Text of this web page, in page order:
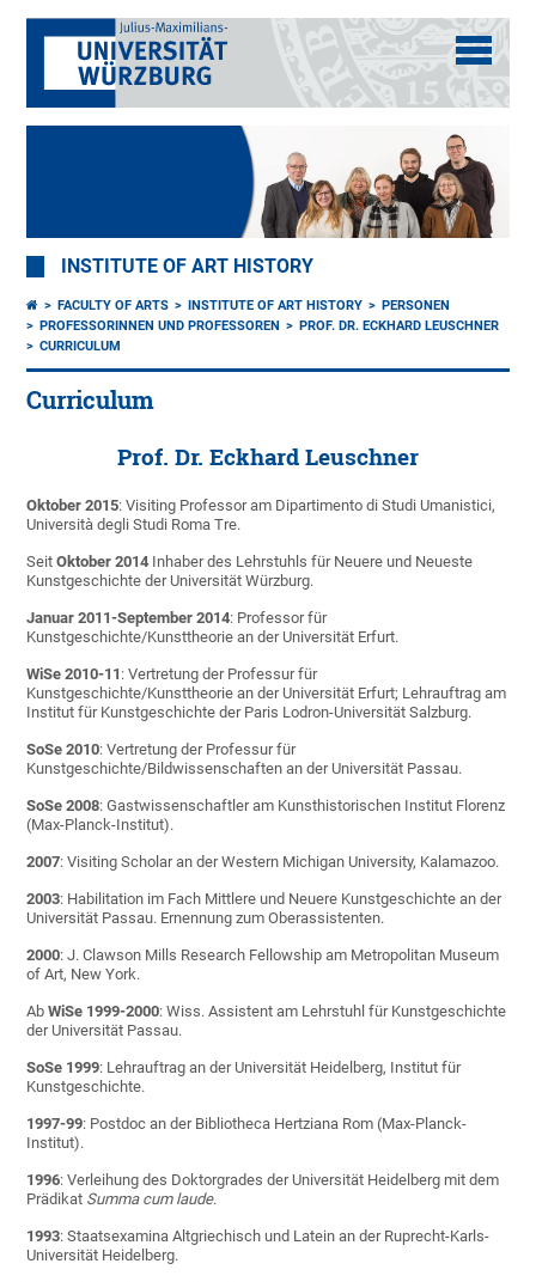
INSTITUTE OF ART HISTORY
FACULTY OF ARTS INSTITUTE OF ART HISTORY
PERSONEN
PROFESSORINNEN UND PROFESSOREN
PROF. DR. ECKHARD LEUSCHNER
CURRICULUM
Curriculum
Prof. Dr. Eckhard Leuschner
Oktober 2015: Visiting Professor am Dipartimento di Studi Umanistici,
Università degli Studi Roma Tre.
SeitOktober 2014 Inhaber des Lehrstuhls für Neuere und Neueste
Kunstgeschichte der Universität Würzburg.
Januar 2011-September 2014: Professor für
Kunstgeschichte/Kunsttheorie an der Universität Erfurt.
WiSe 2010-11 : Vertretung der Professur für
Kunstgeschichte/Kunsttheorie an der Universität Erfurt; Lehrauftrag am
Institut für Kunstgeschichte der Paris Lodron-Universität Salzburg.
SoSe 2010: Vertretung der Professur für
Kunstgeschichte/Bildwissenschaften an der Universität Passau.
SoSe 2008: Gastwissenschaftler am Kunsthistorischen Institut Florenz
(Max-Planck-Institut).
2007: Visiting Scholar an der Western Michigan University, Kalamazoo.
2003: Habilitation im Fach Mittlere und Neuere Kunstgeschichte an der
Universität Passau. Ernennung zum Oberassistenten.
2000: J. Clawson Mills Research Fellowship am Metropolitan Museum
of Art, New York.
AbWiSe 1999-2000: Wiss. Assistent am Lehrstuhl für Kunstgeschichte
der Universität Passau.
SoSe 1999: Lehrauftrag an der Universität Heidelberg, Institut für
Kunstgeschichte.
1997-99: Postdoc an der Bibliotheca Hertziana Rom (Max-Planck-
Institut).
1996: Verleihung des Doktorgrades der Universität Heidelberg mit dem
Prädikat Summa cum laude.
1993: Staatsexamina Altgriechisch und Latein an der Ruprecht-Karls-
Universität Heidelberg.